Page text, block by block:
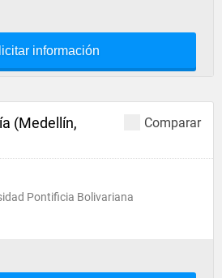
información
Comparar
(Medellín,
Pontificia Bolivariana